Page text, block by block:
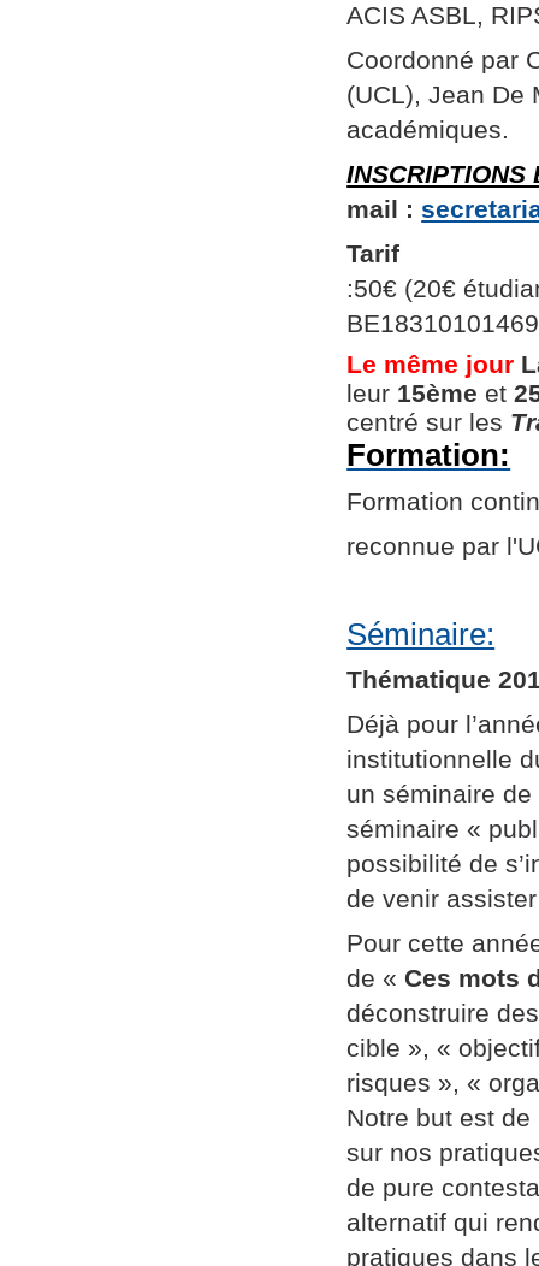
ACIS ASBL,
Coordonné par
(UCL), Jean De
académiques.
INSCRIPTIONS
mail :
Tarif
:50€ (20€
Le même jour
leur 15ème et
centré sur les
Formation:
Formation
reconnue par
Séminaire:
Thématique
Déjà pour
institutionnelle
un séminaire
séminaire «
possibilité de
de venir
Pour cette
de « Ces mots
déconstruire
cible », «
risques », «
Notre but est de
sur nos
de pure
alternatif qui
pratiques dans